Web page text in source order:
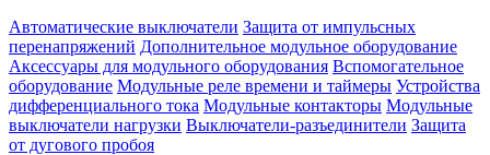
Автоматические выключатели Защита от импульсных
перенапряжений Дополнительное модульное оборудование
Аксессуары для модульного оборудования Вспомогательное
оборудование Модульные реле времени и таймеры Устройства
дифференциального тока Модульные контакторы Модульные
выключатели нагрузки Выключатели-разъединители Защита
от дугового пробоя